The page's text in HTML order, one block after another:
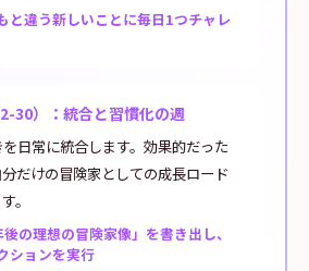
と違う新しいことに毎日1つチャレ
30）：統合と習慣化の週
日常に統合します。効果的だった
だけの冒険家としての成長ロード
。
の理想の冒険家像」を書き出し、
ションを実行